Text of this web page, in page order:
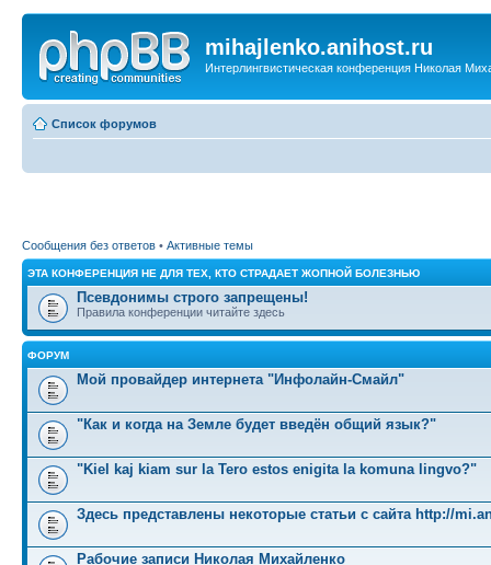
mihajlenko.anihost.ru
Интерлингвистическая конференция Николая
Список форумов
Сообщения без ответов • Активные темы
ЭТА КОНФЕРЕНЦИЯ НЕ ДЛЯ ТЕХ, КТО СТРАДАЕТ ЖОПНОЙ БОЛЕЗНЬЮ
Псевдонимы строго запрещены!
Правила конференции читайте здесь
ФОРУМ
Мой провайдер интернета "Инфолайн-Смайл"
"Как и когда на Земле будет введён общий язык?"
"Kiel kaj kiam sur la Tero estos enigita la komuna lingvo?"
Здесь представлены некоторые статьи с сайта http://
Рабочие записи Николая Михайленко